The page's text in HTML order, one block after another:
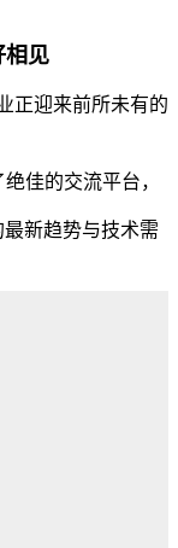
相见
正迎来前所未有的
佳的交流平台，
新趋势与技术需